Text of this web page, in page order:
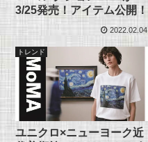
3/25発売！アイテム公開！
2022.02.04
トレンド
ユニクロ×ニューヨーク近